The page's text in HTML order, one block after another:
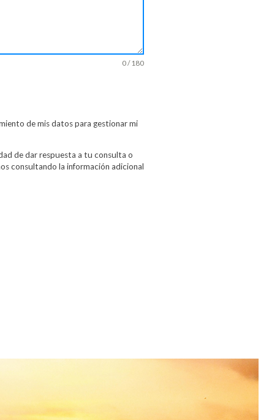
0 / 180
de mis datos para gestionar mi
de dar respuesta a tu consulta o
consultando la información adicional